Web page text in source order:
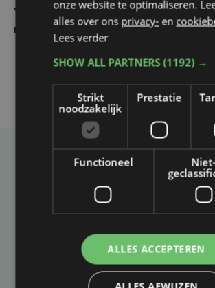
Yaro (19), slachtoffer van vechtpartij, is
maandenlange coma overleden
Taalfout
Heb je een taal- of schrijffout
Laat het ons weten
onze website te optimaliseren.
alles over ons privacy- en
Lees verder
SHOW ALL PARTNERS(1192) →
Strikt
noodzakelijk
Prestatie
Functioneel
Niet-
ALLES ACCEPTEREN